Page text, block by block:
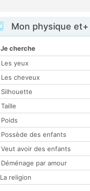
Mon physique et+
Je cherche
Les yeux
Les cheveux
Silhouette
Taille
Poids
Possède des enfants
Veut avoir des enfants
Déménage par amour
La religion